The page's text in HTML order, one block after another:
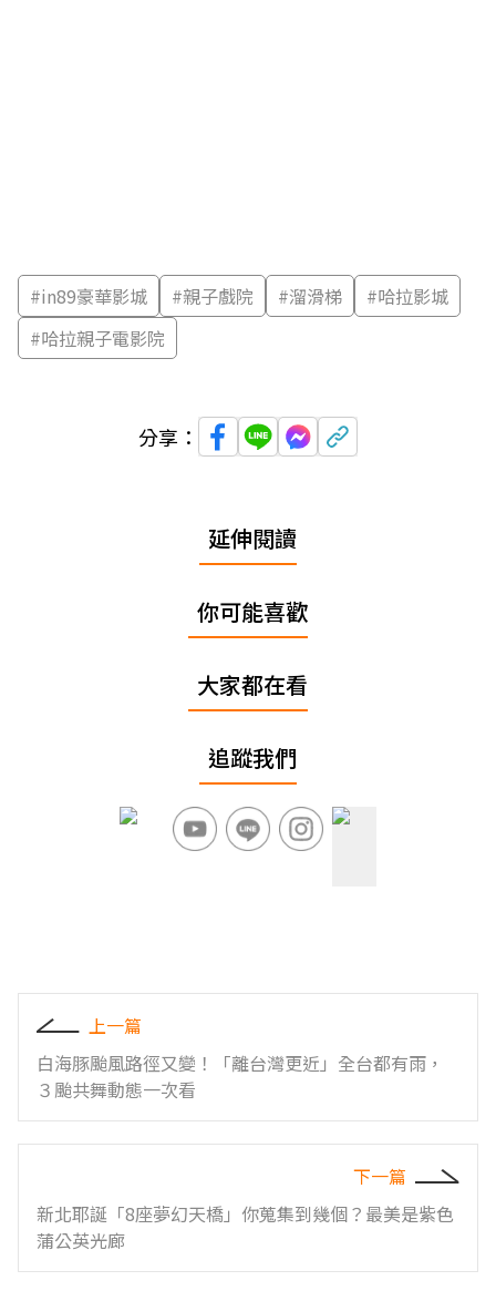
#in89豪華影城 #親子戲院 #溜滑梯 #哈拉影城
#哈拉親子電影院
分享：
延伸閱讀
你可能喜歡
大家都在看
追蹤我們
上一篇
白海豚颱風路徑又變！「離台灣更近」全台都有雨，
３颱共舞動態一次看
下一篇
新北耶誕「8座夢幻天橋」你蒐集到幾個？最美是紫色
蒲公英光廊